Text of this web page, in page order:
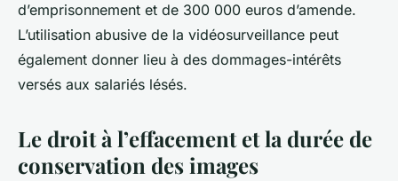
d’emprisonnement et de 300 000 euros d’amende.
L’utilisation abusive de la vidéosurveillance peut
également donner lieu à des dommages-intérêts
versés aux salariés lésés.
Le droit à l’effacement et la durée de
conservation des images